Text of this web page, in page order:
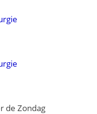
de Zondag